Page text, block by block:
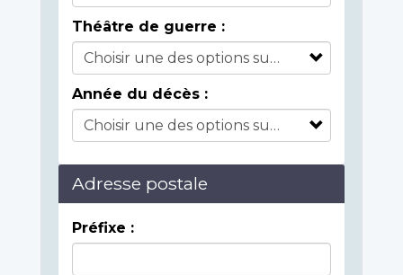
Théâtre de guerre :
Année du décès :
Adresse postale
Préfixe :